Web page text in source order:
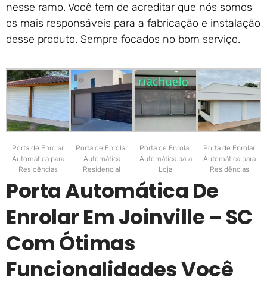
nesse ramo. Você tem de acreditar que nós somos
os mais responsáveis para a fabricação e instalação
desse produto. Sempre focados no bom serviço.
Porta de Enrolar
Automática para
Residências
Porta de Enrolar
Automática
Residencial
Porta de Enrolar
Automática para
Loja
Porta de Enrolar
Automática para
Residências
Porta Automática De
Enrolar Em Joinville – SC
Com Ótimas
Funcionalidades Você